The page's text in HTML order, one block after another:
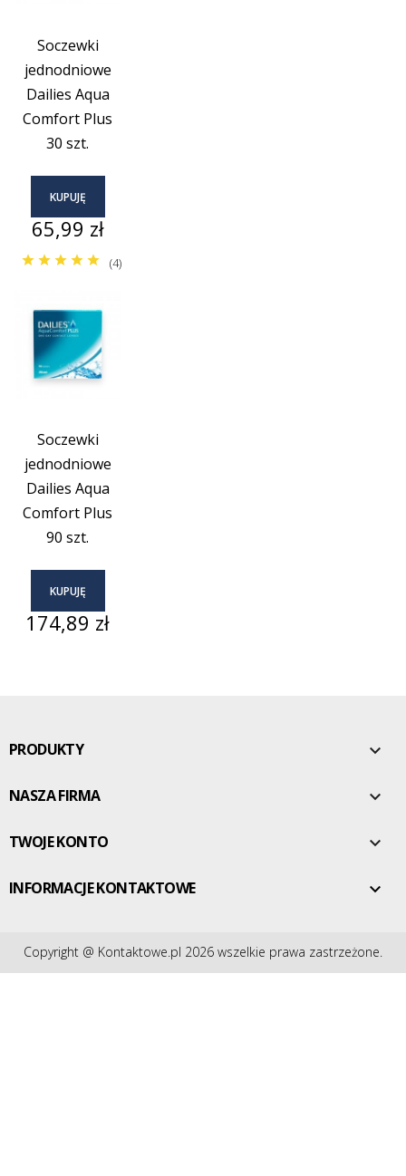
Soczewki
jednodniowe
Dailies Aqua
Comfort Plus
30 szt.
KUPUJĘ
Cena
65,99 zł
(4)
Soczewki
jednodniowe
Dailies Aqua
Comfort Plus
90 szt.
KUPUJĘ
Cena
174,89 zł
PRODUKTY 
NASZA FIRMA 
TWOJE KONTO 
INFORMACJE KONTAKTOWE 
Copyright @ Kontaktowe.pl 2026 wszelkie prawa zastrzeżone.